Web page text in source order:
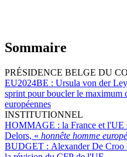
Sommaire
PRÉSIDENCE BELGE DU
EU2024BE : Ursula von der
sprint pour boucler le maximum
européennes
INSTITUTIONNEL
HOMMAGE : la France et l'UE
Delors, « honnête homme
BUDGET : Alexander De Croo